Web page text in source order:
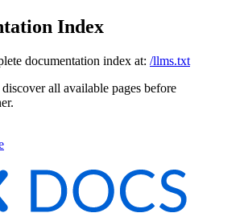
Index
documentation index at: /llms.txt
all available pages before